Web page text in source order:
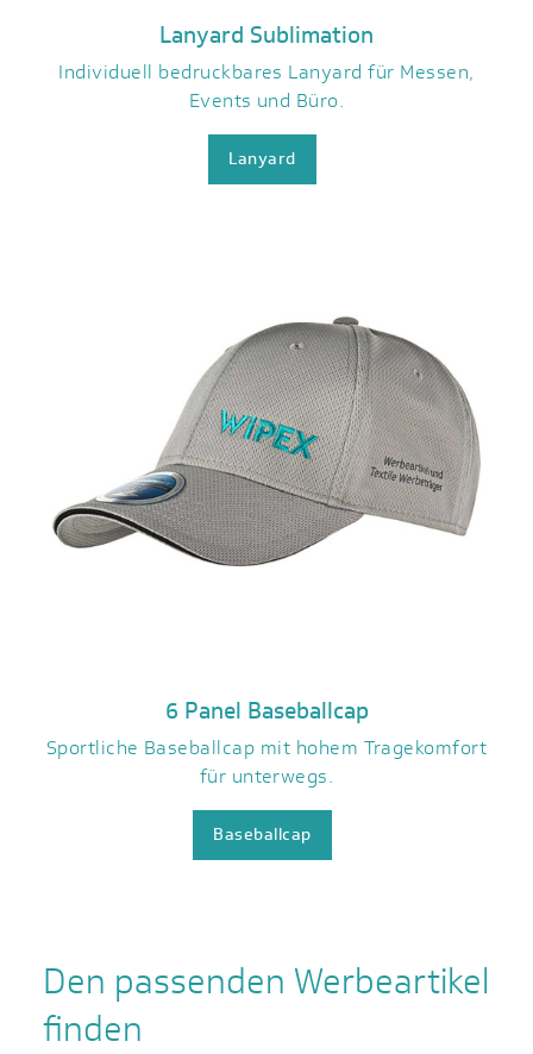
Lanyard Sublimation
Individuell bedruckbares Lanyard für Messen,
Events und Büro.
Lanyard
6 Panel Baseballcap
Sportliche Baseballcap mit hohem Tragekomfort
für unterwegs.
Baseballcap
Den passenden Werbeartikel
finden